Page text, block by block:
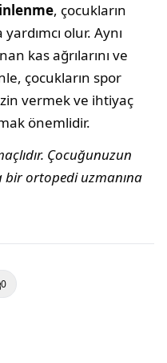
, çocukların
olur. Aynı
kas ağrılarını ve
çocukların spor
vermek ve ihtiyaç
önemlidir.
Çocuğunuzun
bir ortopedi uzmanına
0